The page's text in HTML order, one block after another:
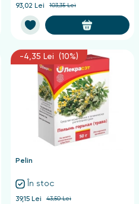
93,02 Lei 103,35 Lei
-4,35 Lei (10%)
Pelin
În stoc
39,15 Lei 43,50 Lei